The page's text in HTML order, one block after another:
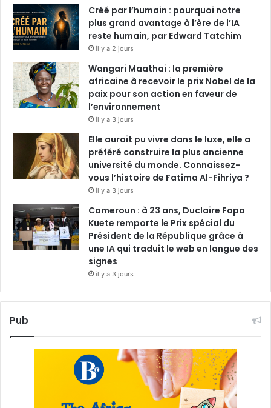
Créé par l’humain : pourquoi notre
plus grand avantage à l’ère de l’IA
reste humain, par Edward Tatchim
il y a 2 jours
Wangari Maathai : la première
africaine à recevoir le prix Nobel de la
paix pour son action en faveur de
l’environnement
il y a 3 jours
Elle aurait pu vivre dans le luxe, elle a
préféré construire la plus ancienne
université du monde. Connaissez-
vous l’histoire de Fatima Al-Fihriya ?
il y a 3 jours
Cameroun : à 23 ans, Duclaire Fopa
Kuete remporte le Prix spécial du
Président de la République grâce à
une IA qui traduit le web en langue des
signes
il y a 3 jours
Pub